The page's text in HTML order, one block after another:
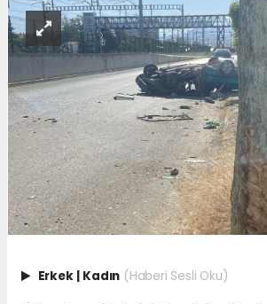
Erkek Kadın (Haberi Sesli Oku)